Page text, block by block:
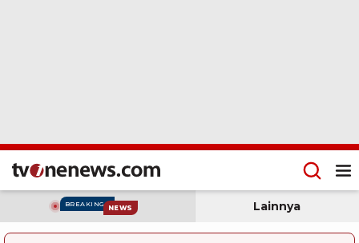
BREAKING NEWS Lainnya